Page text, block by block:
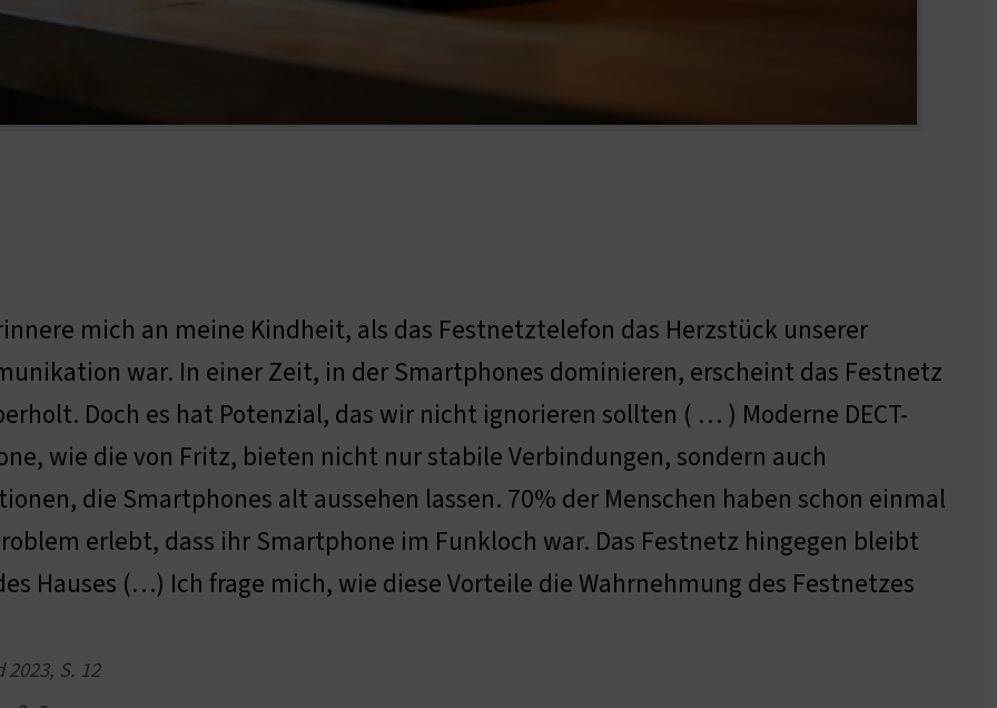
mich an meine Kindheit, als das Festnetztelefon das Herzstück unserer
war. In einer Zeit, in der Smartphones dominieren, erscheint das Festnetz
Doch es hat Potenzial, das wir nicht ignorieren sollten ( … ) Moderne DECT-
wie die von Fritz, bieten nicht nur stabile Verbindungen, sondern auch
die Smartphones alt aussehen lassen. 70% der Menschen haben schon einmal
erlebt, dass ihr Smartphone im Funkloch war. Das Festnetz hingegen bleibt
Hauses (…) Ich frage mich, wie diese Vorteile die Wahrnehmung des Festnetzes
S. 12